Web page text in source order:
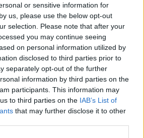
or sensitive information for
us, please use the below opt-out
selection. Please note that after your
you may continue seeing
on personal information utilized by
disclosed to third parties prior to
separately opt-out of the further
information by third parties on the
participants. This information may
to third parties on the IAB’s List of
that may further disclose it to other
s.r.o. Jihlava • linkový střídač • mzda
na ubytování (Jihlava, okres Jihlava)
s.r.o. Jihlava • obsluha CNC strojů •
bonus 50.000 Kč • příspěvek na ubytování
pro elektronická zařízení údržby (m/ž) (tř.
Boleslav II)
s.r.o. Jihlava • CNC operátor• mzda
Kč • příspěvek na ubytování (Jihlava,
s.r.o. • montážní dělník • mzda 44.700
2.000 Kč (Jihlava, okres Jihlava)